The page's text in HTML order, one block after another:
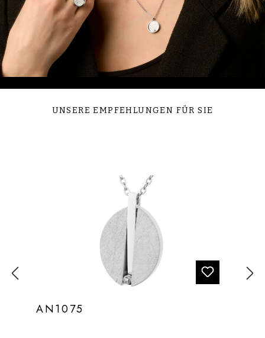
UNSERE EMPFEHLUNGEN FÜR SIE
AN1075